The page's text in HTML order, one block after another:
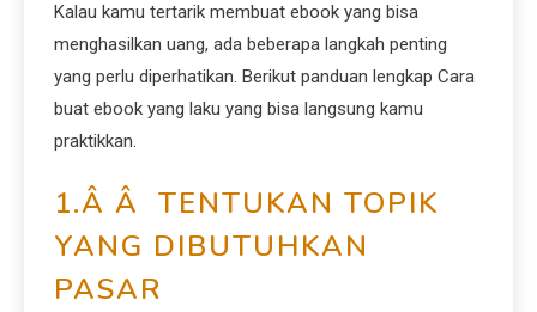
Kalau kamu tertarik membuat ebook yang bisa
menghasilkan uang, ada beberapa langkah penting
yang perlu diperhatikan. Berikut panduan lengkap Cara
buat ebook yang laku yang bisa langsung kamu
praktikkan.
1.Â Â TENTUKAN TOPIK
YANG DIBUTUHKAN
PASAR